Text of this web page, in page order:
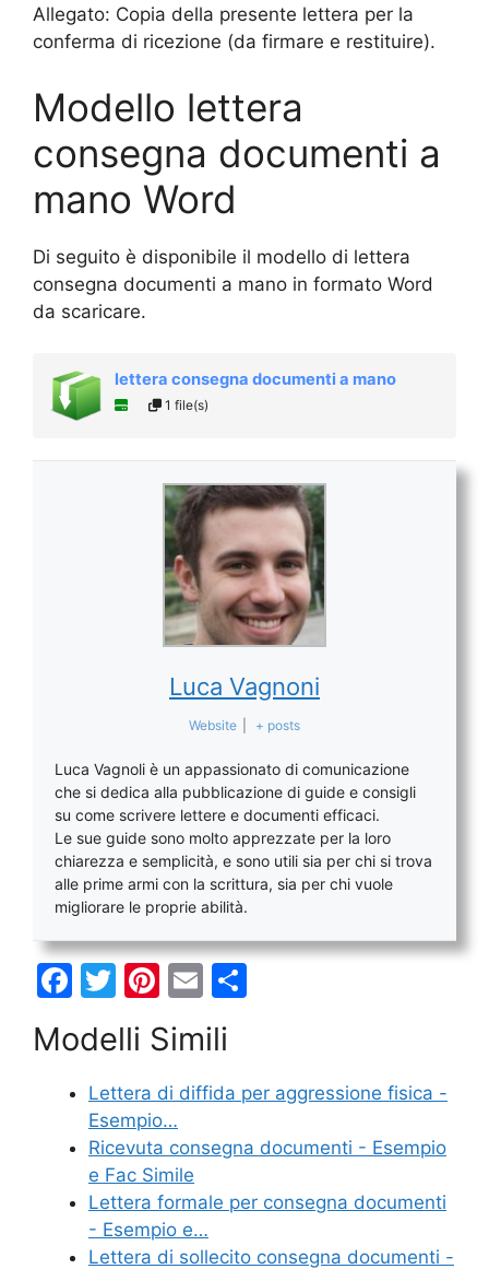
Allegato: Copia della presente lettera per la
conferma di ricezione (da firmare e restituire).
Modello lettera
consegna documenti a
mano Word
Di seguito è disponibile il modello di lettera
consegna documenti a mano in formato Word
da scaricare.
lettera consegna documenti a mano
1 file(s)
Luca Vagnoni
Website + posts
Luca Vagnoli è un appassionato di comunicazione
che si dedica alla pubblicazione di guide e consigli
su come scrivere lettere e documenti efficaci.
Le sue guide sono molto apprezzate per la loro
chiarezza e semplicità, e sono utili sia per chi si trova
alle prime armi con la scrittura, sia per chi vuole
migliorare le proprie abilità.
F
c
e
b
o
o
k
T
w
itt
er
Pi
nt
er
e
st
E
m
ai
l
di
di
Modelli Simili
Lettera di diffida per aggressione fisica -
Esempio…
Ricevuta consegna documenti - Esempio
e Fac Simile
Lettera formale per consegna documenti
- Esempio e…
Lettera di sollecito consegna documenti -